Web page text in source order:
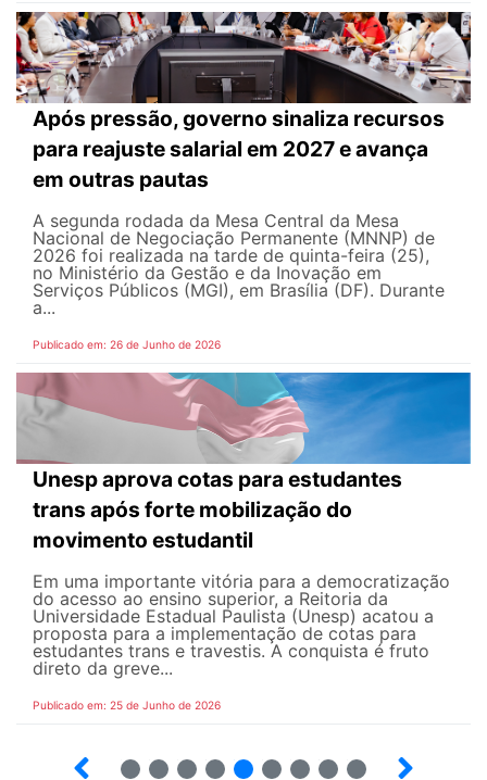
Após pressão, governo sinaliza recursos
para reajuste salarial em 2027 e avança
em outras pautas
A segunda rodada da Mesa Central da Mesa
Nacional de Negociação Permanente (MNNP) de
2026 foi realizada na tarde de quinta-feira (25),
no Ministério da Gestão e da Inovação em
Serviços Públicos (MGI), em Brasília (DF). Durante
a...
Publicado em: 26 de Junho de 2026
Unesp aprova cotas para estudantes
trans após forte mobilização do
movimento estudantil
Em uma importante vitória para a democratização
do acesso ao ensino superior, a Reitoria da
Universidade Estadual Paulista (Unesp) acatou a
proposta para a implementação de cotas para
estudantes trans e travestis. A conquista é fruto
direto da greve...
Publicado em: 25 de Junho de 2026